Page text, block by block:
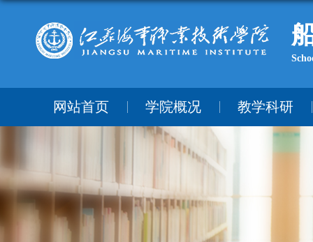
网站首页 学院概况 教学科研